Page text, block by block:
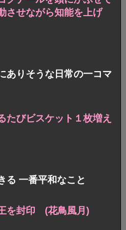
させながら知能を上げ
ありそうな日常の一コマ
たびビスケット１枚増え
る 一番平和なこと
を封印 (花鳥風月)